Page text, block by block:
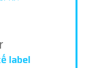
label